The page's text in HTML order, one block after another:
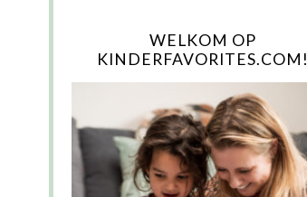
WELKOM OP
KINDERFAVORITES.COM!